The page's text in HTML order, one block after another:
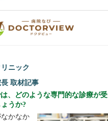
ニック
長 取材記事
、どのような専門的な診療が受
うか?
かなか